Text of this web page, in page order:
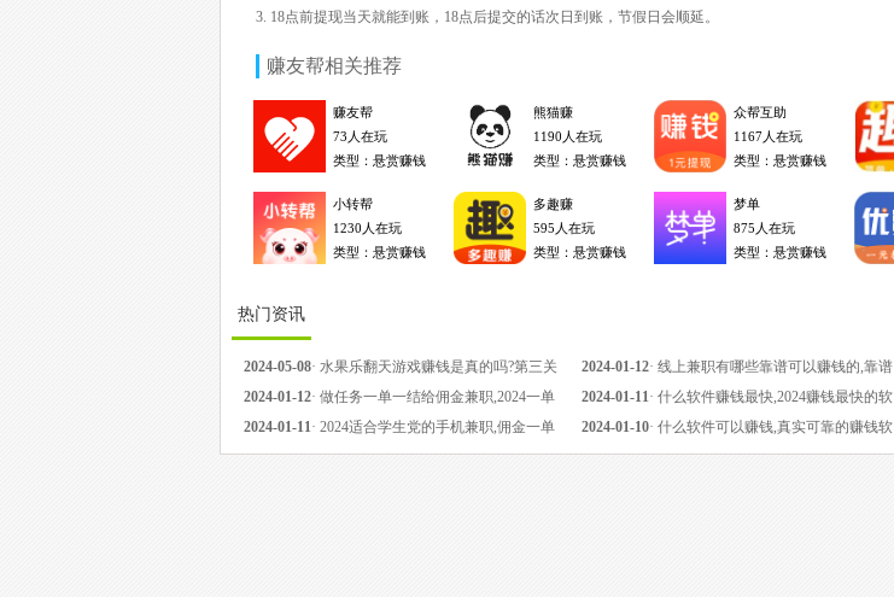
3. 18点前提现当天就能到账，18点后提交的话次日到账，节假日会顺延。
赚友帮相关推荐
赚友帮
73人在玩
类型：悬赏赚钱
熊猫赚
1190人在玩
类型：悬赏赚钱
众帮互助
1167人在玩
类型：悬赏赚钱
小转帮
1230人在玩
类型：悬赏赚钱
多趣赚
595人在玩
类型：悬赏赚钱
梦单
875人在玩
类型：悬赏赚钱
热门资讯
2024-05-08· 水果乐翻天游戏赚钱是真的吗?第三关
过后可以提现吗?
2024-01-12· 线上兼职有哪些靠谱可以赚钱的,靠谱
赚钱还快的线上兼职
2024-01-12· 做任务一单一结给佣金兼职,2024一单
一结的任务平台
2024-01-11· 什么软件赚钱最快,2024赚钱最快的软
件
2024-01-11· 2024适合学生党的手机兼职,佣金一单
一结
2024-01-10· 什么软件可以赚钱,真实可靠的赚钱软
件